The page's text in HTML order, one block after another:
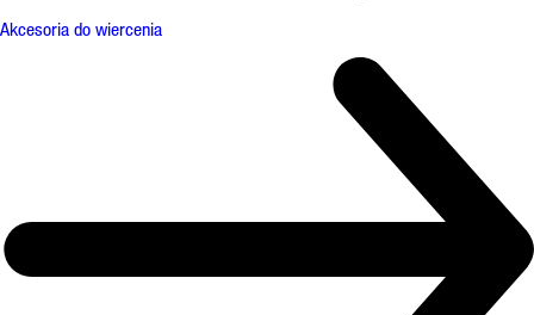
Akcesoria do wiercenia